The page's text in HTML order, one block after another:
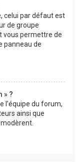
celui par défaut est
de groupe
vous permettre de
panneau de
» ?
l’équipe du forum,
ainsi que